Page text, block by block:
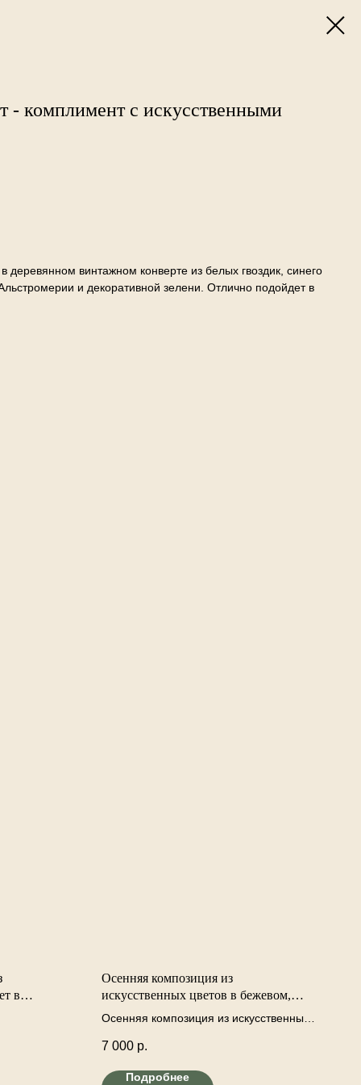
- комплимент с искусственными
в деревянном винтажном конверте из белых гвоздик, синего
и декоративной зелени. Отлично подойдет в
в
Осенняя композиция из
искусственных цветов в бежевом,
крафтовом конверте-комплименте.
Осенняя композиция из искусственных
конверте. В составе: искусственные
георгины огненно-красные, нигелла
7 000 р.
Подробнее